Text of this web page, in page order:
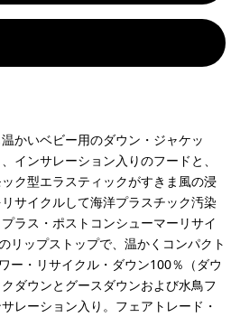
かいベビー用のダウン・ジャケッ
インサレーション入りのフードと、
ク型エラスティックがすきま風の浸
サイクルして海洋プラスチック汚染
ラス・ポストコンシューマーリサイ
リップストップで、温かくコンパクト
ー・リサイクル・ダウン100％（ダウ
ダウンとグースダウンおよび水鳥フ
レーション入り。フェアトレード・